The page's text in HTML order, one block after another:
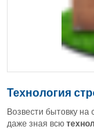
Технология
Возвести бытовку на
даже зная всю